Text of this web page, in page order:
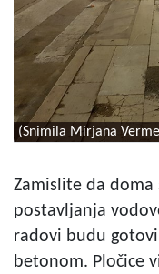
(Snimila Mirjana
Zamislite da
postavljanja
radovi budu
betonom. Pločice